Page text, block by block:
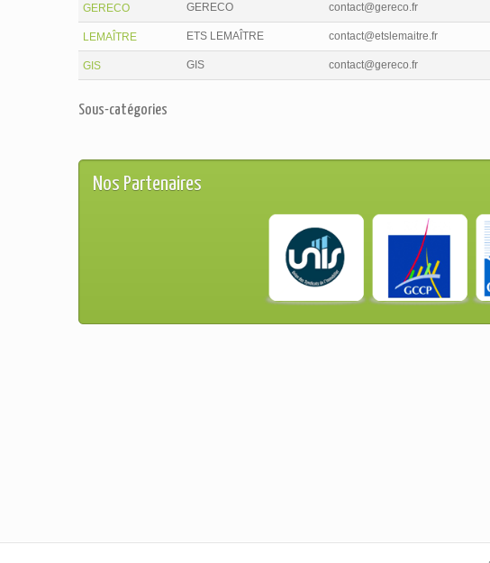
GERECO GERECO contact@gereco.fr
LEMAÎTRE ETS LEMAÎTRE contact@etslemaitre.fr
GIS GIS contact@gereco.fr
Sous-catégories
Nos Partenaires